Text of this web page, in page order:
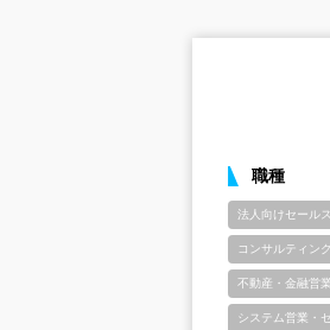
職種
法人向けセール
コンサルティン
不動産・金融営業
システム営業・